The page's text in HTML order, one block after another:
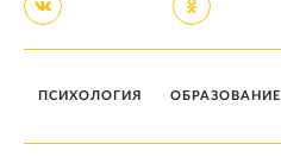
ПСИХОЛОГИЯ ОБРАЗОВАНИЕ